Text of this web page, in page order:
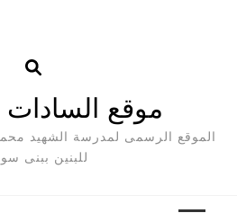
موقع السادات
الموقع الرسمى لمدرسة الشهيد
للبنين ببنى